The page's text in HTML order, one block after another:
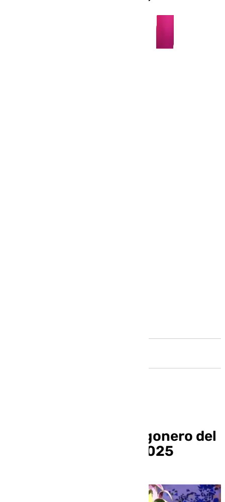
Jesús Gutiérrez, pregonero del
carnaval de Málaga 2025